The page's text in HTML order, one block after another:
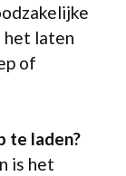
het laten
of
te laden?
is het